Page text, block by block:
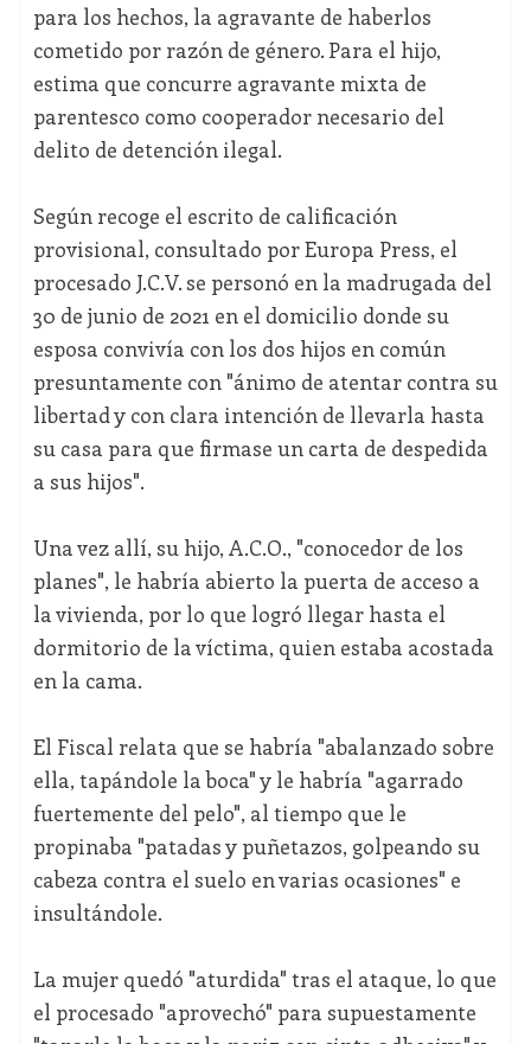
para los hechos, la agravante de haberlos
cometido por razón de género. Para el hijo,
estima que concurre agravante mixta de
parentesco como cooperador necesario del
delito de detención ilegal.
Según recoge el escrito de calificación
provisional, consultado por Europa Press, el
procesado J.C.V. se personó en la madrugada del
30 de junio de 2021 en el domicilio donde su
esposa convivía con los dos hijos en común
presuntamente con "ánimo de atentar contra su
libertad y con clara intención de llevarla hasta
su casa para que firmase un carta de despedida
a sus hijos".
Una vez allí, su hijo, A.C.O., "conocedor de los
planes", le habría abierto la puerta de acceso a
la vivienda, por lo que logró llegar hasta el
dormitorio de la víctima, quien estaba acostada
en la cama.
El Fiscal relata que se habría "abalanzado sobre
ella, tapándole la boca" y le habría "agarrado
fuertemente del pelo", al tiempo que le
propinaba "patadas y puñetazos, golpeando su
cabeza contra el suelo en varias ocasiones" e
insultándole.
La mujer quedó "aturdida" tras el ataque, lo que
el procesado "aprovechó" para supuestamente